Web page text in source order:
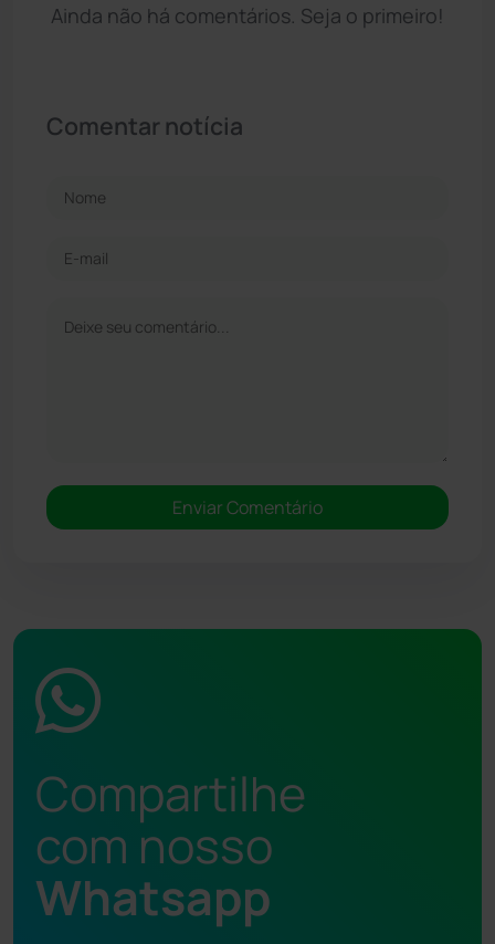
Ainda não há comentários. Seja o primeiro!
Comentar notícia
Compartilhe
com nosso
Whatsapp